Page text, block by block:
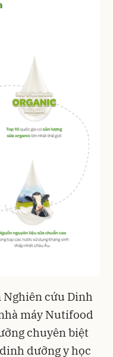
cứu Dinh
máy Nutifood
chuyên biệt
dưỡng y học